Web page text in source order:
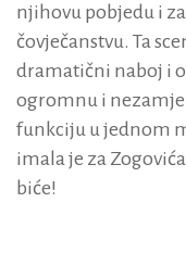
njihovu pobjedu i
čovječanstvu. Ta
dramatični naboj i
ogromnu i
funkciju u jednom
imala je za
biće!